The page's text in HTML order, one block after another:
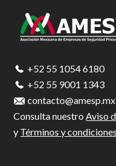
Footer
+52 55 1054 6180
+52 55 9001 1343
contacto@amesp.mx
Consulta nuestroAviso
y Términos y condiciones